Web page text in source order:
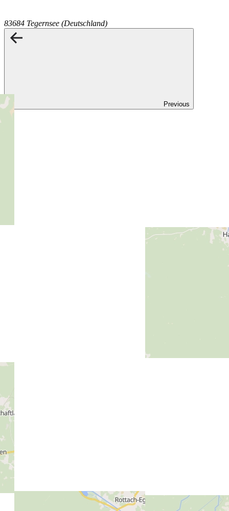
83684 Tegernsee (Deutschland)
Previous